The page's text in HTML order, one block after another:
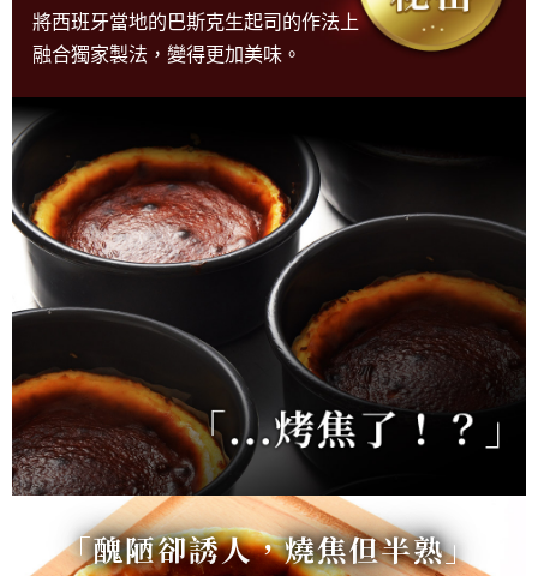
將西班牙當地的巴斯克生起司的作法上
融合獨家製法，變得更加美味。
「醜陋卻誘人，燒焦但半熟」